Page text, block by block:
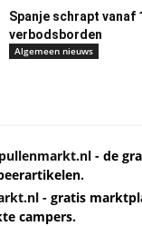
Spanje schrapt vanaf
verbodsborden
Algemeen nieuws
- de
- gratis
campers.